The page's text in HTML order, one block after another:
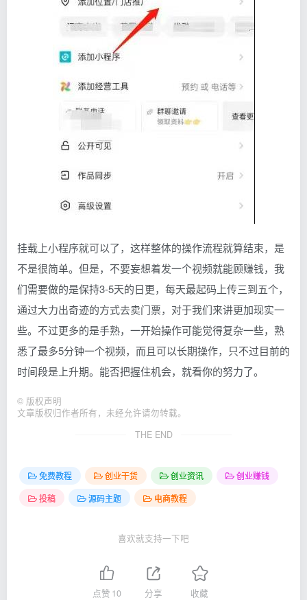
挂载上小程序就可以了，这样整体的操作流程就算结束，是
不是很简单。但是，不要妄想着发一个视频就能顾赚钱，我
们需要做的是保持3-5天的日更，每天最起码上传三到五个，
通过大力出奇迹的方式去卖门票，对于我们来讲更加现实一
些。不过更多的是手熟，一开始操作可能觉得复杂一些，熟
悉了最多5分钟一个视频，而且可以长期操作，只不过目前的
时间段是上升期。能否把握住机会，就看你的努力了。
© 版权声明
文章版权归作者所有，未经允许请勿转载。
THE END
免费教程 创业干货 创业资讯
创业赚钱
投稿
源码主题 电商教程
喜欢就支持一下吧
点赞 10 分享 收藏